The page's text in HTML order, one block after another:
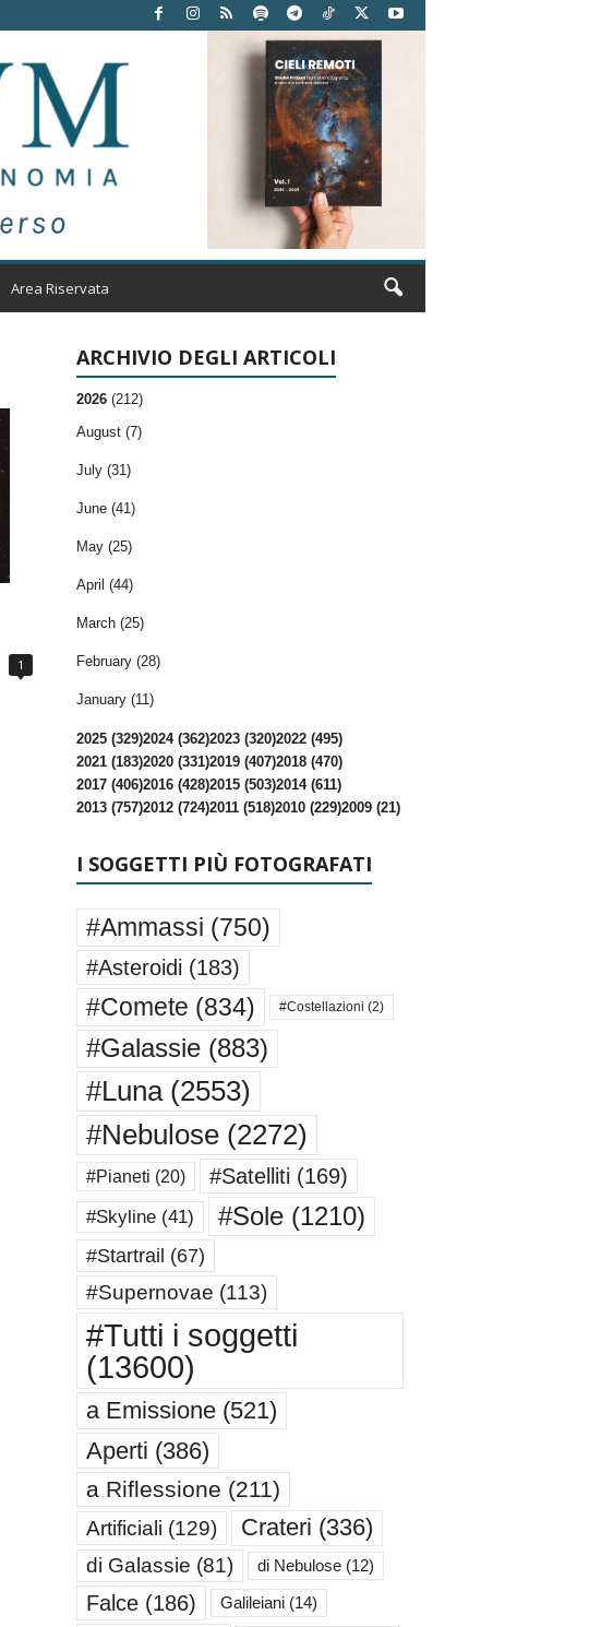
Area Riservata
1
ARCHIVIO DEGLI ARTICOLI
2026 (212)
August (7)
July (31)
June (41)
May (25)
April (44)
March (25)
February (28)
January (11)
2025 (329)2024 (362)2023 (320)2022 (495)
2021 (183)2020 (331)2019 (407)2018 (470)
2017 (406)2016 (428)2015 (503)2014 (611)
2013 (757)2012 (724)2011 (518)2010 (229)2009 (21)
I SOGGETTI PIÙ FOTOGRAFATI
#Ammassi (750)
#Asteroidi (183)
#Comete (834) #Costellazioni (2)
#Galassie(883)
#Luna(2553)
#Nebulose(2272)
#Pianeti (20) #Satelliti (169)
#Skyline(41) #Sole(1210)
#Startrail (67)
#Supernovae (113)
#Tutti i soggetti
(13600)
a Emissione(521)
Aperti (386)
a Riflessione (211)
Artificiali (129) Crateri (336)
di Galassie (81) di Nebulose(12)
Falce(186) Galileiani(14)